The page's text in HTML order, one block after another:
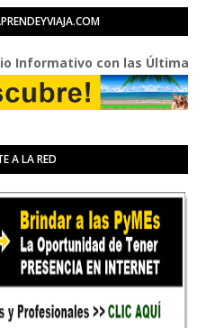
con las Últimas
A LA RED